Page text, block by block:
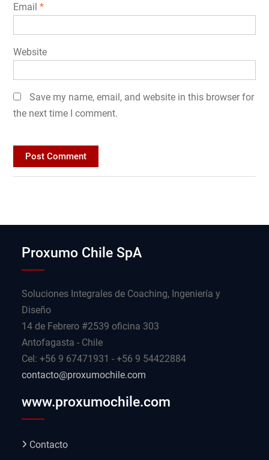
Email *
Website
Save my name, email, and website in this browser for
the next time I comment.
Proxumo Chile SpA
Soluciones Integrales de Coaching, Ingeniería y
Diseño
14 de Febrero #2539 oficina 303
Antofagasta - Chile
Cel: +56 9 67471931 - +56 9 54422884
contacto@proxumochile.com
www.proxumochile.com
Contacto